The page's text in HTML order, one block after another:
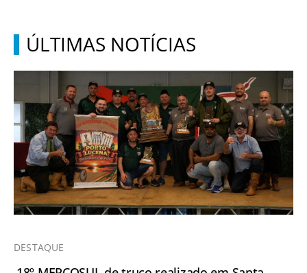
ÚLTIMAS NOTÍCIAS
DESTAQUE